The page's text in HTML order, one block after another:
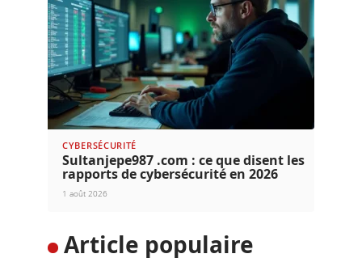
CYBERSÉCURITÉ
Sultanjepe987 .com : ce que disent les
rapports de cybersécurité en 2026
1 août 2026
Article populaire